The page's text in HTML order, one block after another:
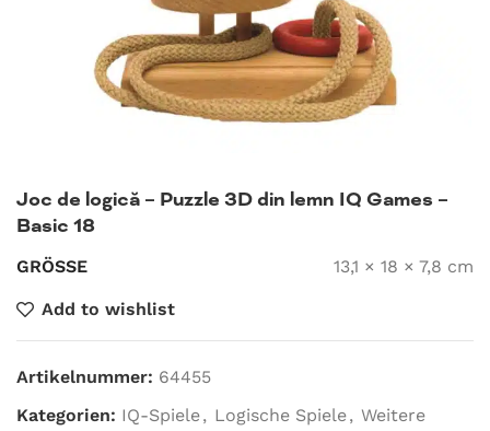
Joc de logică – Puzzle 3D din lemn IQ Games –
Basic 18
GRÖSSE 13,1 × 18 × 7,8 cm
Add to wishlist
Artikelnummer: 64455
Kategorien: IQ-Spiele, Logische Spiele, Weitere